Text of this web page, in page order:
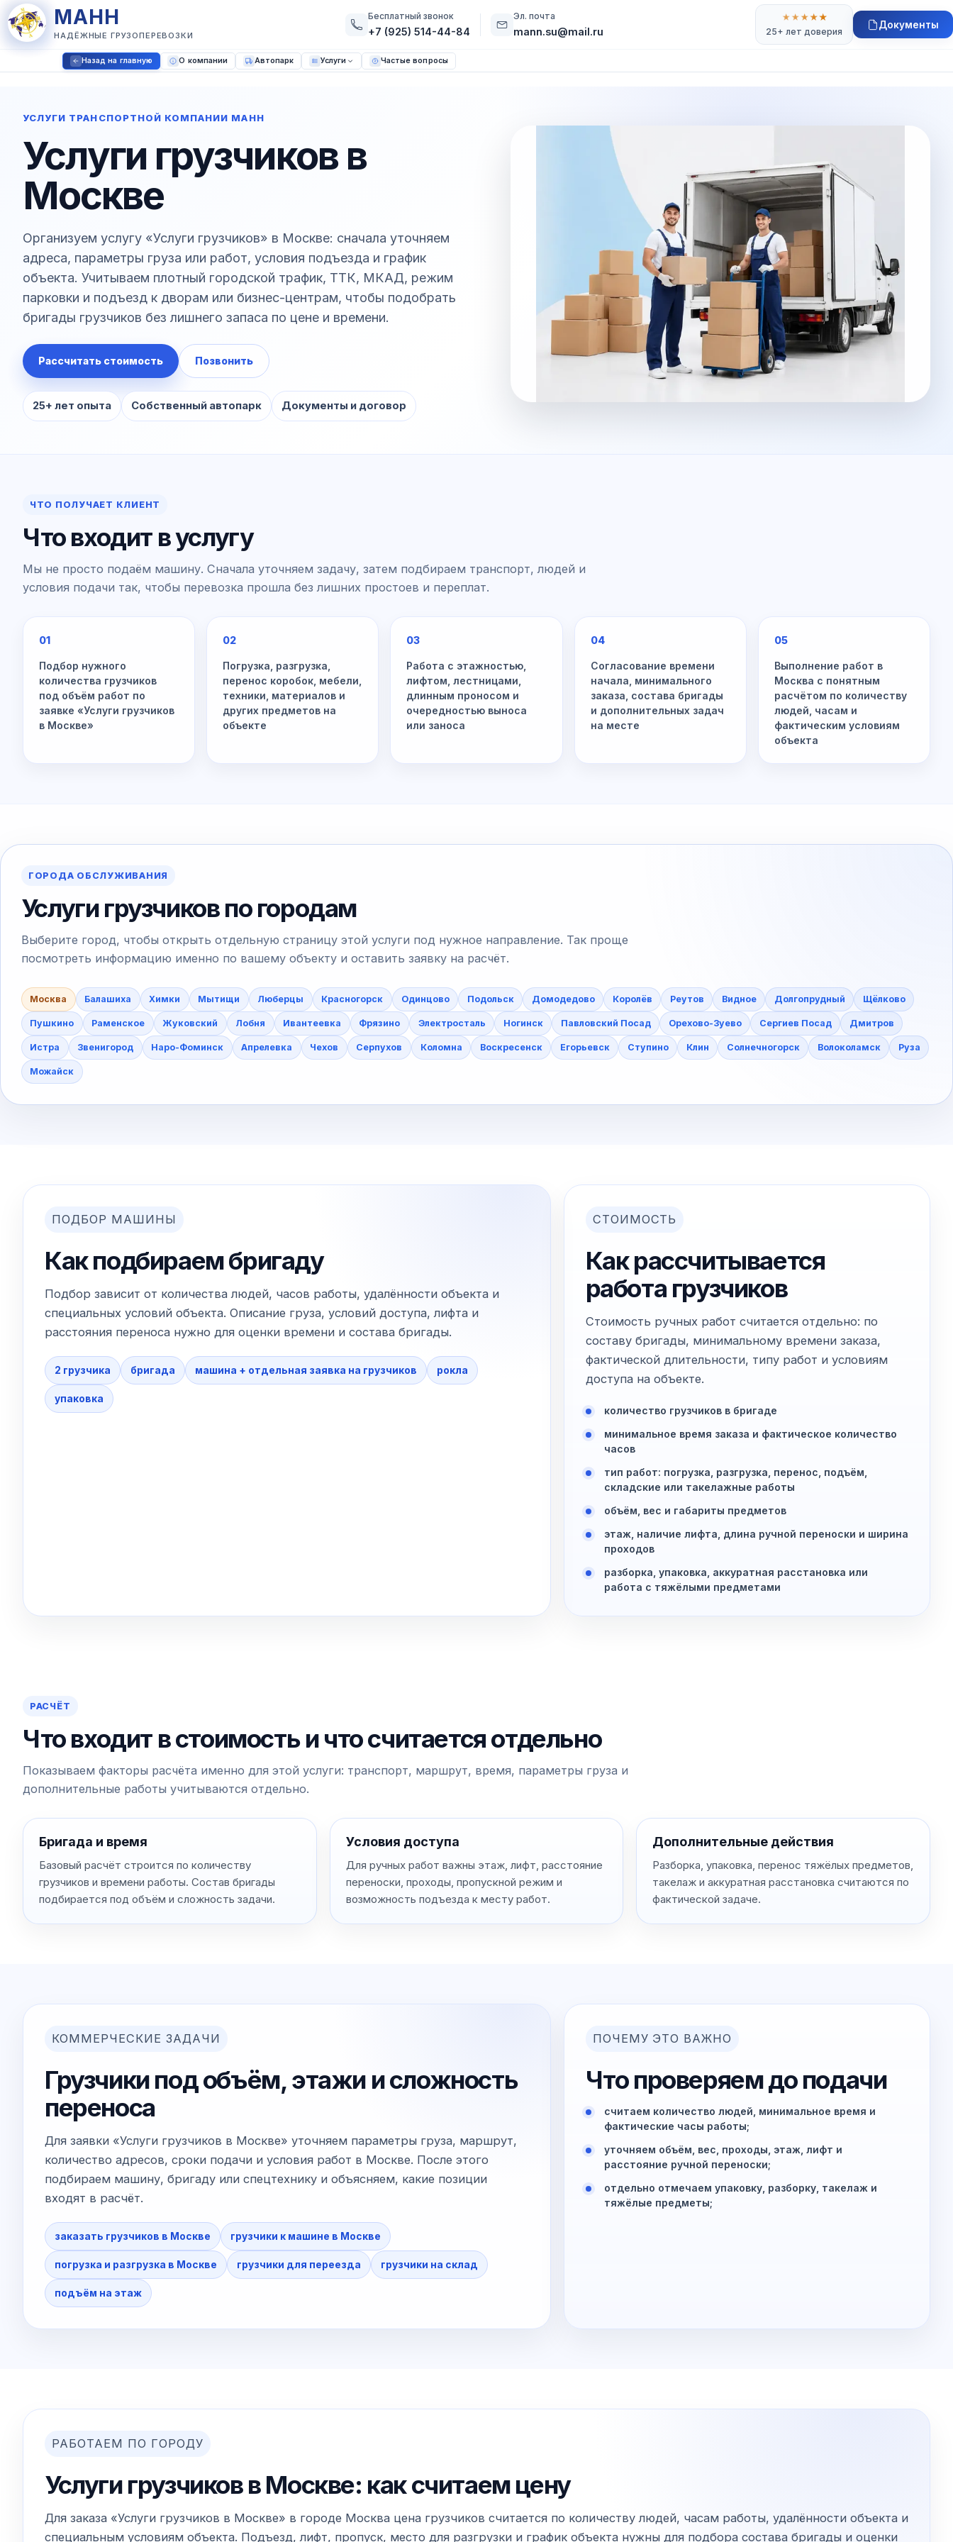
МАНН
НАДЁЖНЫЕ ГРУЗОПЕРЕВОЗКИ
Бесплатный звонок
+7 (925) 514-44-84
Эл. почта
mann.su@mail.ru
★ ★ ★★★
25+ лет доверия
Документы
Назад на главную О компании Автопарк Услуги Частые вопросы
УСЛУГИ ТРАНСПОРТНОЙ КОМПАНИИ МАНН
Услуги грузчиков в
Москве
Организуем услугу «Услуги грузчиков» в Москве: сначала уточняем
адреса, параметры груза или работ, условия подъезда и график
объекта. Учитываем плотный городской трафик, ТТК, МКАД, режим
парковки и подъезд к дворам или бизнес-центрам, чтобы подобрать
бригады грузчиков без лишнего запаса по цене и времени.
Рассчитать стоимость Позвонить
25+ лет опыта Собственный автопарк Документы и договор
ЧТО ПОЛУЧАЕТ КЛИЕНТ
Что входит в услугу
Мы не просто подаём машину. Сначала уточняем задачу, затем подбираем транспорт, людей и
условия подачи так, чтобы перевозка прошла без лишних простоев и переплат.
01
Подбор нужного
количества грузчиков
под объём работ по
заявке «Услуги грузчиков
в Москве»
02
Погрузка, разгрузка,
перенос коробок, мебели,
техники, материалов и
других предметов на
объекте
03
Работа с этажностью,
лифтом, лестницами,
длинным проносом и
очередностью выноса
или заноса
04
Согласование времени
начала, минимального
заказа, состава бригады
и дополнительных задач
на месте
05
Выполнение работ в
Москва с понятным
расчётом по количеству
людей, часам и
фактическим условиям
объекта
ГОРОДА ОБСЛУЖИВАНИЯ
Услуги грузчиков по городам
Выберите город, чтобы открыть отдельную страницу этой услуги под нужное направление. Так проще
посмотреть информацию именно по вашему объекту и оставить заявку на расчёт.
Москва Балашиха Химки Мытищи Люберцы Красногорск Одинцово Подольск Домодедово Королёв Реутов Видное Долгопрудный Щёлково
Пушкино Раменское Жуковский Лобня Ивантеевка Фрязино Электросталь Ногинск Павловский Посад Орехово-Зуево Сергиев Посад Дмитров
Истра Звенигород Наро-Фоминск Апрелевка Чехов Серпухов Коломна Воскресенск Егорьевск Ступино Клин Солнечногорск Волоколамск Руза
Можайск
ПОДБОР МАШИНЫ
Как подбираем бригаду
Подбор зависит от количества людей, часов работы, удалённости объекта и
специальных условий объекта. Описание груза, условий доступа, лифта и
расстояния переноса нужно для оценки времени и состава бригады.
2 грузчика бригада машина + отдельная заявка на грузчиков рокла
упаковка
СТОИМОСТЬ
Как рассчитывается
работа грузчиков
Стоимость ручных работ считается отдельно: по
составу бригады, минимальному времени заказа,
фактической длительности, типу работ и условиям
доступа на объекте.
количество грузчиков в бригаде
минимальное время заказа и фактическое количество
часов
тип работ: погрузка, разгрузка, перенос, подъём,
складские или такелажные работы
объём, вес и габариты предметов
этаж, наличие лифта, длина ручной переноски и ширина
проходов
разборка, упаковка, аккуратная расстановка или
работа с тяжёлыми предметами
РАСЧЁТ
Что входит в стоимость и что считается отдельно
Показываем факторы расчёта именно для этой услуги: транспорт, маршрут, время, параметры груза и
дополнительные работы учитываются отдельно.
Бригада и время
Базовый расчёт строится по количеству
грузчиков и времени работы. Состав бригады
подбирается под объём и сложность задачи.
Условия доступа
Для ручных работ важны этаж, лифт, расстояние
переноски, проходы, пропускной режим и
возможность подъезда к месту работ.
Дополнительные действия
Разборка, упаковка, перенос тяжёлых предметов,
такелаж и аккуратная расстановка считаются по
фактической задаче.
КОММЕРЧЕСКИЕ ЗАДАЧИ
Грузчики под объём, этажи и сложность
переноса
Для заявки «Услуги грузчиков в Москве» уточняем параметры груза, маршрут,
количество адресов, сроки подачи и условия работ в Москве. После этого
подбираем машину, бригаду или спецтехнику и объясняем, какие позиции
входят в расчёт.
заказать грузчиков в Москве грузчики к машине в Москве
погрузка и разгрузка в Москве грузчики для переезда грузчики на склад
подъём на этаж
ПОЧЕМУ ЭТО ВАЖНО
Что проверяем до подачи
считаем количество людей, минимальное время и
фактические часы работы;
уточняем объём, вес, проходы, этаж, лифт и
расстояние ручной переноски;
отдельно отмечаем упаковку, разборку, такелаж и
тяжёлые предметы;
РАБОТАЕМ ПО ГОРОДУ
Услуги грузчиков в Москве: как считаем цену
Для заказа «Услуги грузчиков в Москве» в городе Москва цена грузчиков считается по количеству людей, часам работы, удалённости объекта и
специальным условиям объекта. Подъезд, лифт, пропуск, место для разгрузки и график объекта нужны для подбора состава бригады и оценки